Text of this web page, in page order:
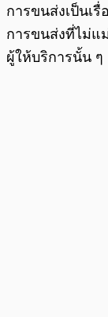
การขนส่งเป็นเ
การขนส่งที่ไม่แ
ผู้ให้บริการนั้น ๆ